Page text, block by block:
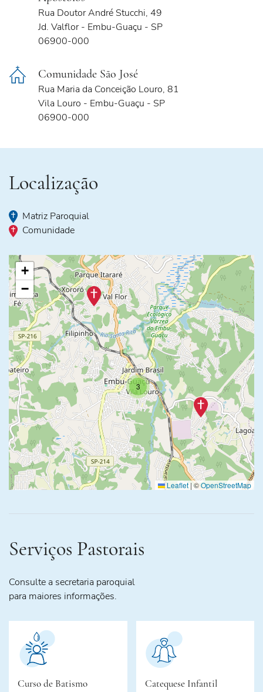
Rua Doutor André Stucchi, 49
Jd. Valflor - Embu-Guaçu - SP
06900-000
Comunidade São José
Rua Maria da Conceição Louro, 81
Vila Louro - Embu-Guaçu - SP
06900-000
Localização
Matriz Paroquial
Comunidade
3
+
−
Leaflet |©OpenStreetMap
Serviços Pastorais
Consulte a secretaria paroquial
para maiores informações.
Curso de Batismo Catequese Infantil